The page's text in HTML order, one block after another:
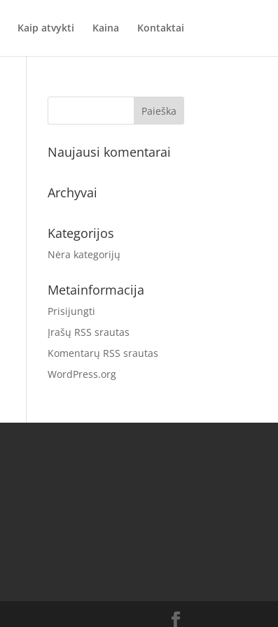
Kaip atvykti Kaina Kontaktai
Naujausi komentarai
Archyvai
Kategorijos
Nėra kategorijų
Metainformacija
Prisijungti
Įrašų RSS srautas
Komentarų RSS srautas
WordPress.org